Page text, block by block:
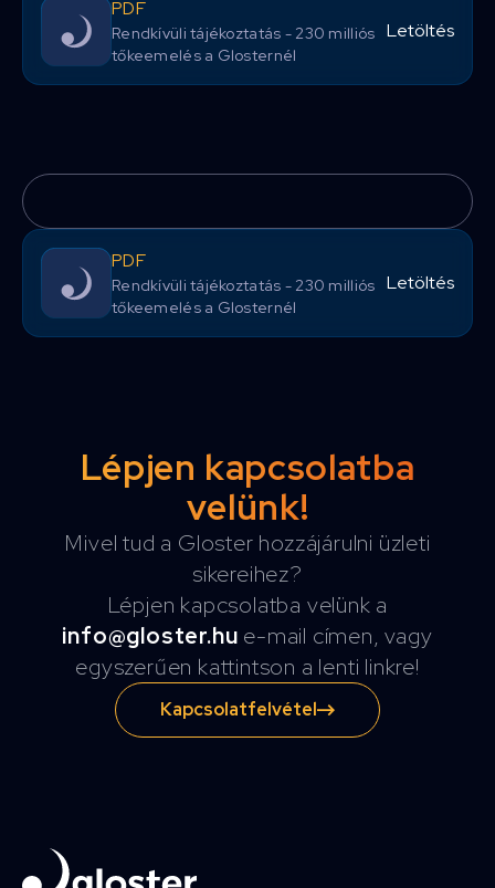
PDF
Rendkívüli tájékoztatás - 230 milliós
tőkeemelés a Glosternél
Letöltés
PDF
Rendkívüli tájékoztatás - 230 milliós
tőkeemelés a Glosternél
Letöltés
Lépjen kapcsolatba
velünk!
Mivel tud a Gloster hozzájárulni üzleti
sikereihez?
Lépjen kapcsolatba velünk a
info@gloster.hu e-mail címen, vagy
egyszerűen kattintson a lenti linkre!
Kapcsolatfelvétel